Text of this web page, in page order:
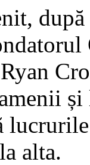
și
alta.